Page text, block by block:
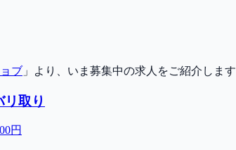
ブ 」より、いま募集中の求人をご紹介します
取り
円